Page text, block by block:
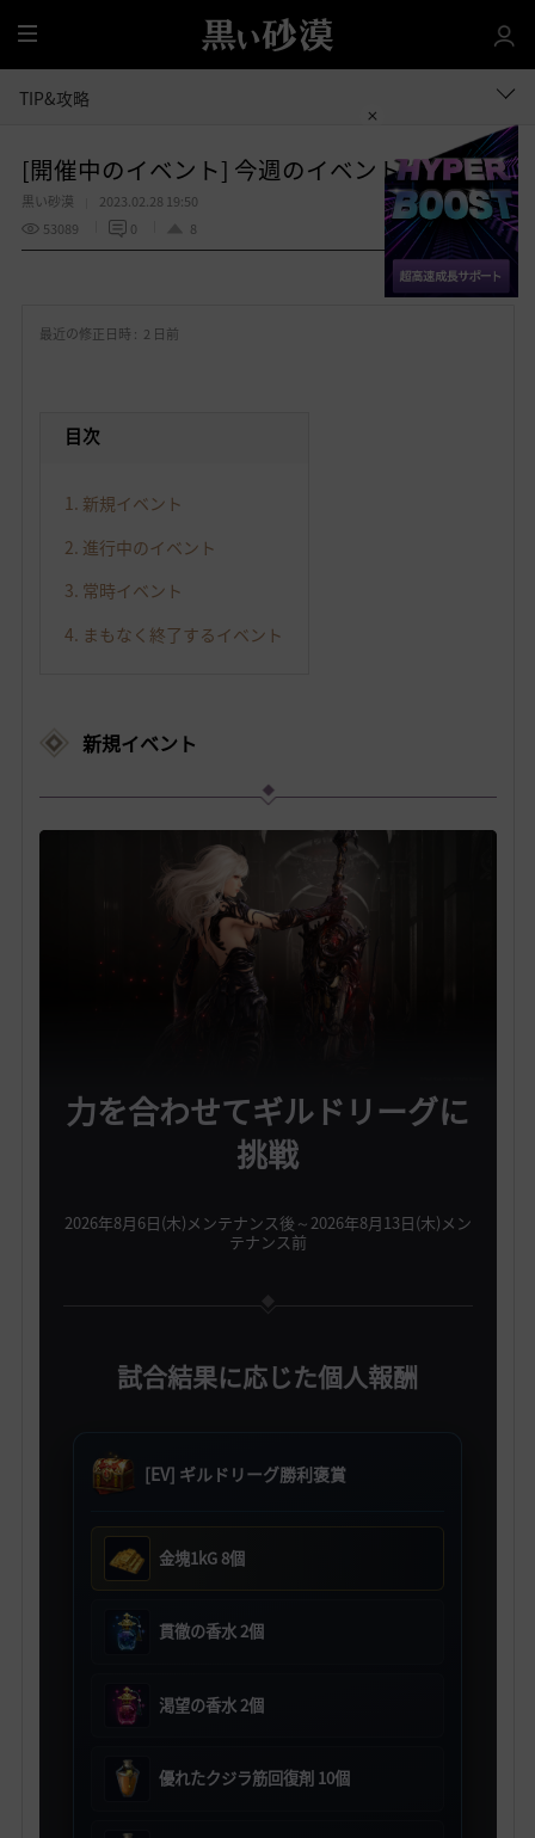
全
体
TIP&攻略
[開催中のイベント] 今週のイベントは？
黒い砂漠
2023.02.28 19:50
53089
0 8
お 共有する
最近の修正日時 : 2 日前
目次
1. 新規イベント
2. 進行中のイベント
3. 常時イベント
4. まもなく終了するイベント
新規イベント
力を合わせてギルドリーグに
挑戦
2026年8月6日(木)メンテナンス後～2026年8月13日(木)メン
テナンス前
試合結果に応じた個人報酬
[EV] ギルドリーグ勝利褒賞
金塊1kG 8個
貫徹の香水 2個
渇望の香水 2個
優れたクジラ筋回復剤 10個